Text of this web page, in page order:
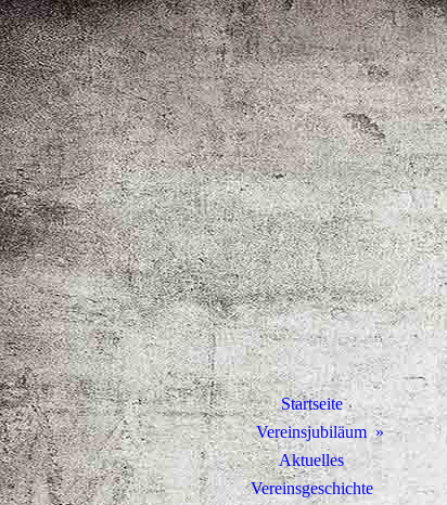
Startseite
Vereinsjubiläum
Aktuelles
Vereinsgeschichte